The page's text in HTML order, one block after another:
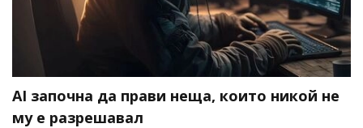
AI започна да прави неща, които никой не
му е разрешавал